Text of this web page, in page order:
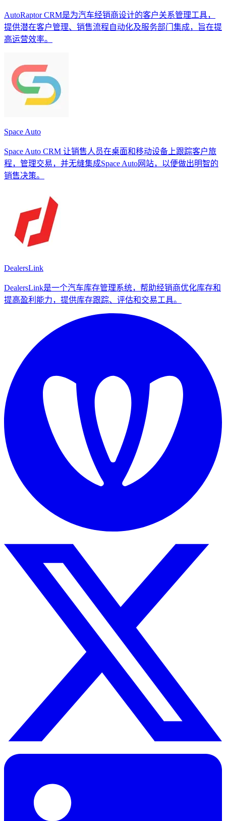
AutoRaptor CRM是为汽车经销商设计的客户关系管理工具，
提供潜在客户管理、销售流程自动化及服务部门集成，旨在提
高运营效率。
Space Auto
Space Auto CRM 让销售人员在桌面和移动设备上跟踪客户旅
程，管理交易，并无缝集成Space Auto网站，以便做出明智的
销售决策。
DealersLink
DealersLink是一个汽车库存管理系统，帮助经销商优化库存和
提高盈利能力，提供库存跟踪、评估和交易工具。